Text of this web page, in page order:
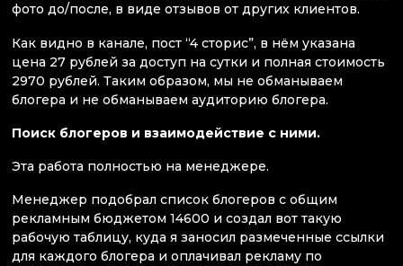
фото до/после, в виде отзывов от других клиентов.
Как видно в канале, пост “4 сторис”, в нём указана
цена 27 рублей за доступ на сутки и полная стоимость
2970 рублей. Таким образом, мы не обманываем
блогера и не обманываем аудиторию блогера.
Поиск блогеров и взаимодействие с ними.
Эта работа полностью на менеджере.
Менеджер подобрал список блогеров с общим
рекламным бюджетом 14600 и создал вот такую
рабочую таблицу, куда я заносил размеченные ссылки
для каждого блогера и оплачивал рекламу по